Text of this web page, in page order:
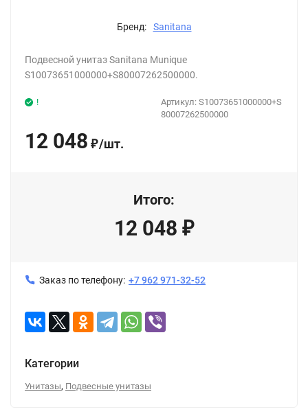
Бренд: Sanitana
Подвесной унитаз Sanitana Munique
S10073651000000+S80007262500000.
Артикул: S10073651000000+S
80007262500000
!
12 048 ₽/шт.
Итого:
12 048 ₽
Заказ по телефону: +7 962 971-32-52
Категории
Унитазы, Подвесные унитазы